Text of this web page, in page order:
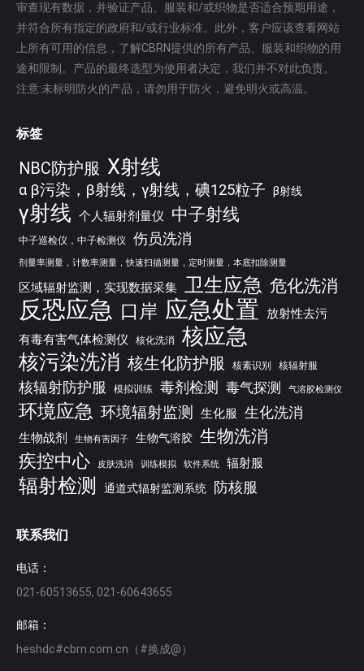
审查现有数据，并验证产品、服装和/或织物是否适合预期用途，
并符合所有指定的政府和/或行业标准。此外，客户应该查看网站
上所有可用的信息，了解CBRN提供的所有产品、服装和织物的用
途和限制。产品的最终选型为使用者决定，我们并不对此负责。
注意:未标明防火的产品，请勿用于防火，避免明火或高温。
标签
NBC防护服 X射线
α β污染，β射线，γ射线，碘125粒子 β射线
γ射线 个人辐射剂量仪 中子射线
中子巡检仪，中子检测仪 伤员洗消
剂量率测量，计数率测量，快速扫描测量，定时测量，本底扣除测量
区域辐射监测，实现数据采集 卫生应急 危化洗消
反恐应急 口岸 应急处置
放射性去污
有毒有害气体检测仪
核化洗消 核应急
核污染洗消 核生化防护服 核素识别 核辐射服
核辐射防护服 模拟训练 毒剂检测 毒气探测 气溶胶检测仪
环境应急 环境辐射监测 生化服 生化洗消
生物战剂 生物有害因子 生物气溶胶 生物洗消
疾控中心
皮肤洗消 训练模拟 软件系统 辐射服
辐射检测 通道式辐射监测系统 防核服
联系我们
电话：
021-60513655, 021-60643655
邮箱：
heshdc#cbrn.com.cn（#换成@）